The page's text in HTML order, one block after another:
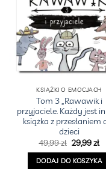
KSIĄŻKI O EMOCJACH
Tom 3 „Rawawik i
przyjaciele. Każdy jest
książka z przesłaniem
dzieci
49,99zł Pierwotna
cena
wynosiła:
49,99 zł.
29,99zł
DODAJ DO KOSZYKA